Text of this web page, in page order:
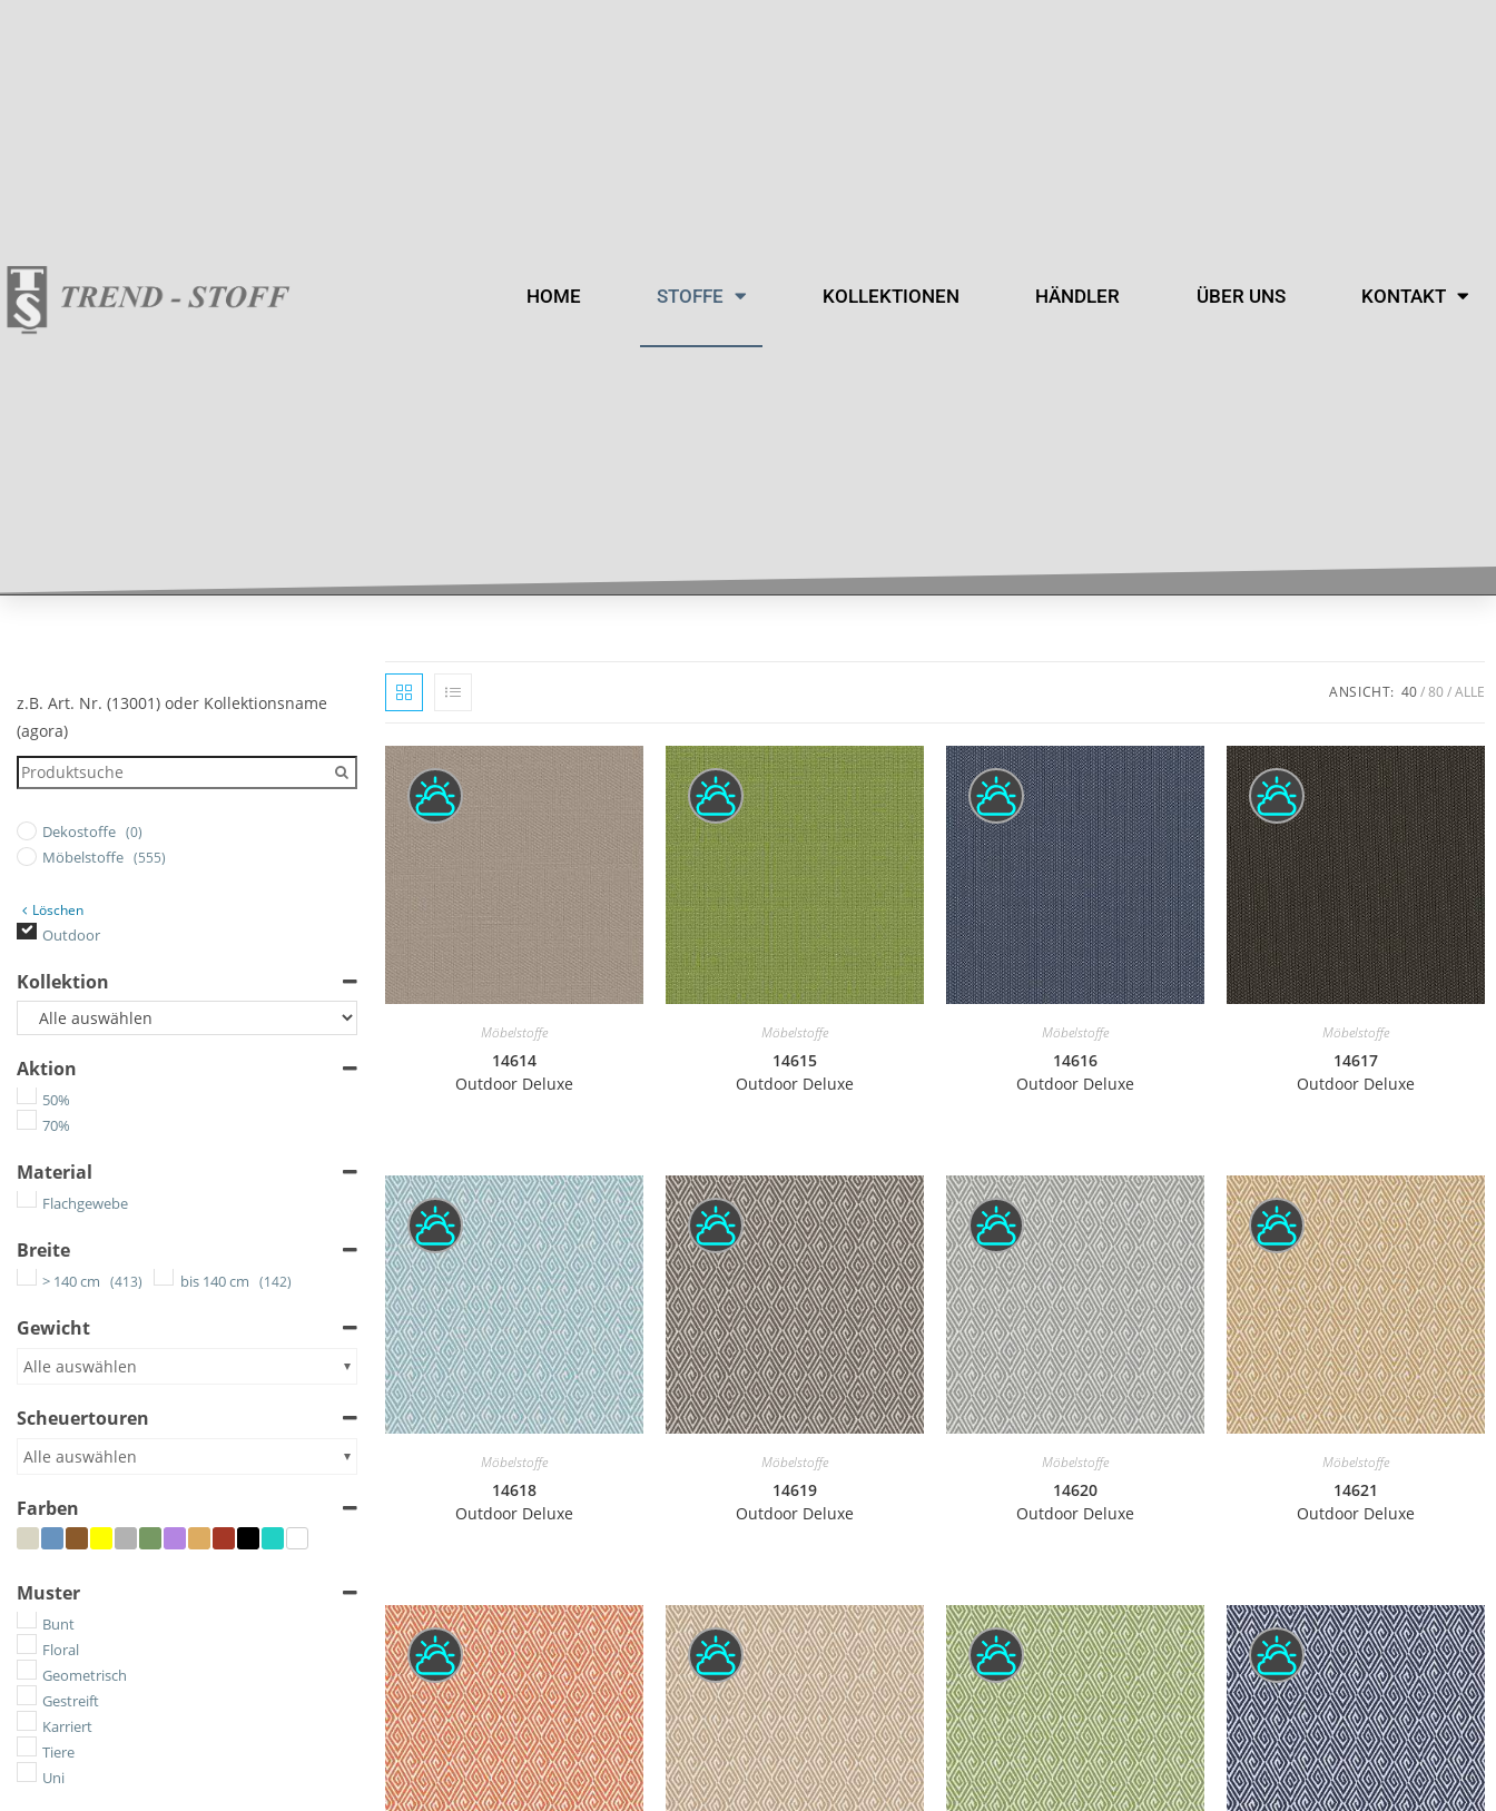
HOME STOFFE KOLLEKTIONEN HÄNDLER ÜBER UNS KONTAKT
z.B. Art. Nr. (13001) oder Kollektionsname
(agora)
Dekostoffe (0)
Möbelstoffe (555)
Löschen
Outdoor
Kollektion
Aktion
50%
70%
Material
Flachgewebe
Breite
> 140 cm (413) bis 140 cm (142)
Gewicht
Alle auswählen
Scheuertouren
Alle auswählen
Farben
Muster
Bunt
Floral
Geometrisch
Gestreift
Karriert
Tiere
Uni
ANSICHT: 40 80 ALLE
Möbelstoffe
14614
Outdoor Deluxe
Möbelstoffe
14615
Outdoor Deluxe
Möbelstoffe
14616
Outdoor Deluxe
Möbelstoffe
14617
Outdoor Deluxe
Möbelstoffe
14618
Outdoor Deluxe
Möbelstoffe
14619
Outdoor Deluxe
Möbelstoffe
14620
Outdoor Deluxe
Möbelstoffe
14621
Outdoor Deluxe